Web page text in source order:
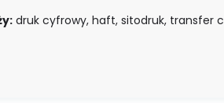
druk cyfrowy, haft, sitodruk, transfer